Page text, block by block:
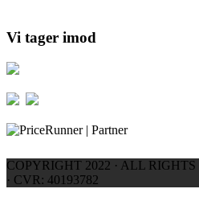
Vi tager imod
COPYRIGHT 2022 · ALL
· CVR: 40193782